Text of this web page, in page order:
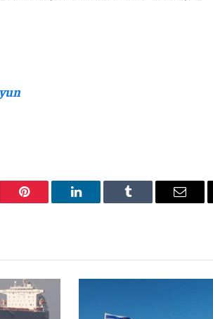
Pinterest LinkedIn Tumblr Email